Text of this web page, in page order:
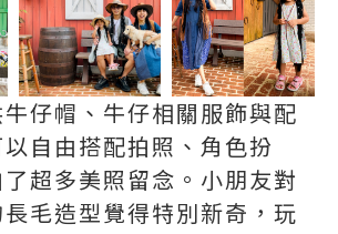
仔帽、牛仔相關服飾與配
自由搭配拍照、角色扮
超多美照留念。小朋友對
毛造型覺得特別新奇，玩